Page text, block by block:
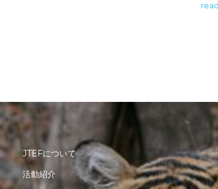
JTEFについて
活動紹介